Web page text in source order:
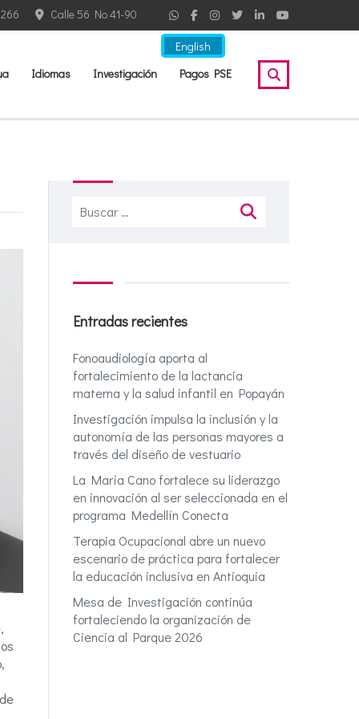
English
Calle 56 No 41-90
Idiomas Investigación Pagos PSE
Buscar:
Entradas recientes
Fonoaudiología aporta al
fortalecimiento de la lactancia
materna y la salud infantil en Popayán
Investigación impulsa la inclusión y la
autonomía de las personas mayores a
través del diseño de vestuario
La María Cano fortalece su liderazgo
en innovación al ser seleccionada en el
programa Medellín Conecta
Terapia Ocupacional abre un nuevo
escenario de práctica para fortalecer
la educación inclusiva en Antioquia
Mesa de Investigación continúa
fortaleciendo la organización de
Ciencia al Parque 2026